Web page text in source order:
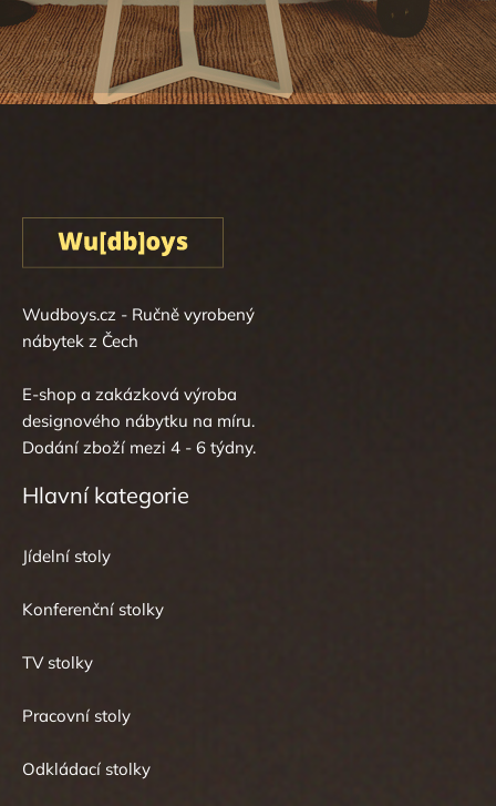
Wudboys.cz - Ručně vyrobený
nábytek z Čech
E-shop a zakázková výroba
designového nábytku na míru.
Dodání zboží mezi 4 - 6 týdny.
Hlavní kategorie
Jídelní stoly
Konferenční stolky
TV stolky
Pracovní stoly
Odkládací stolky